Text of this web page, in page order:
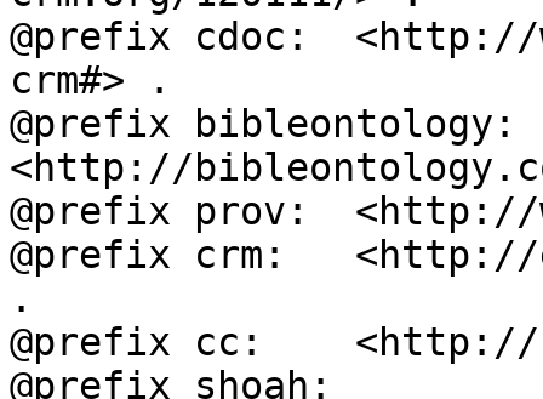
@prefix cdoc:  <http://
crm#> .
@prefix bibleontology:
<http://
@prefix prov:  <http://
@prefix crm:   <http://
.
@prefix cc:    <http://
@prefix shoah: